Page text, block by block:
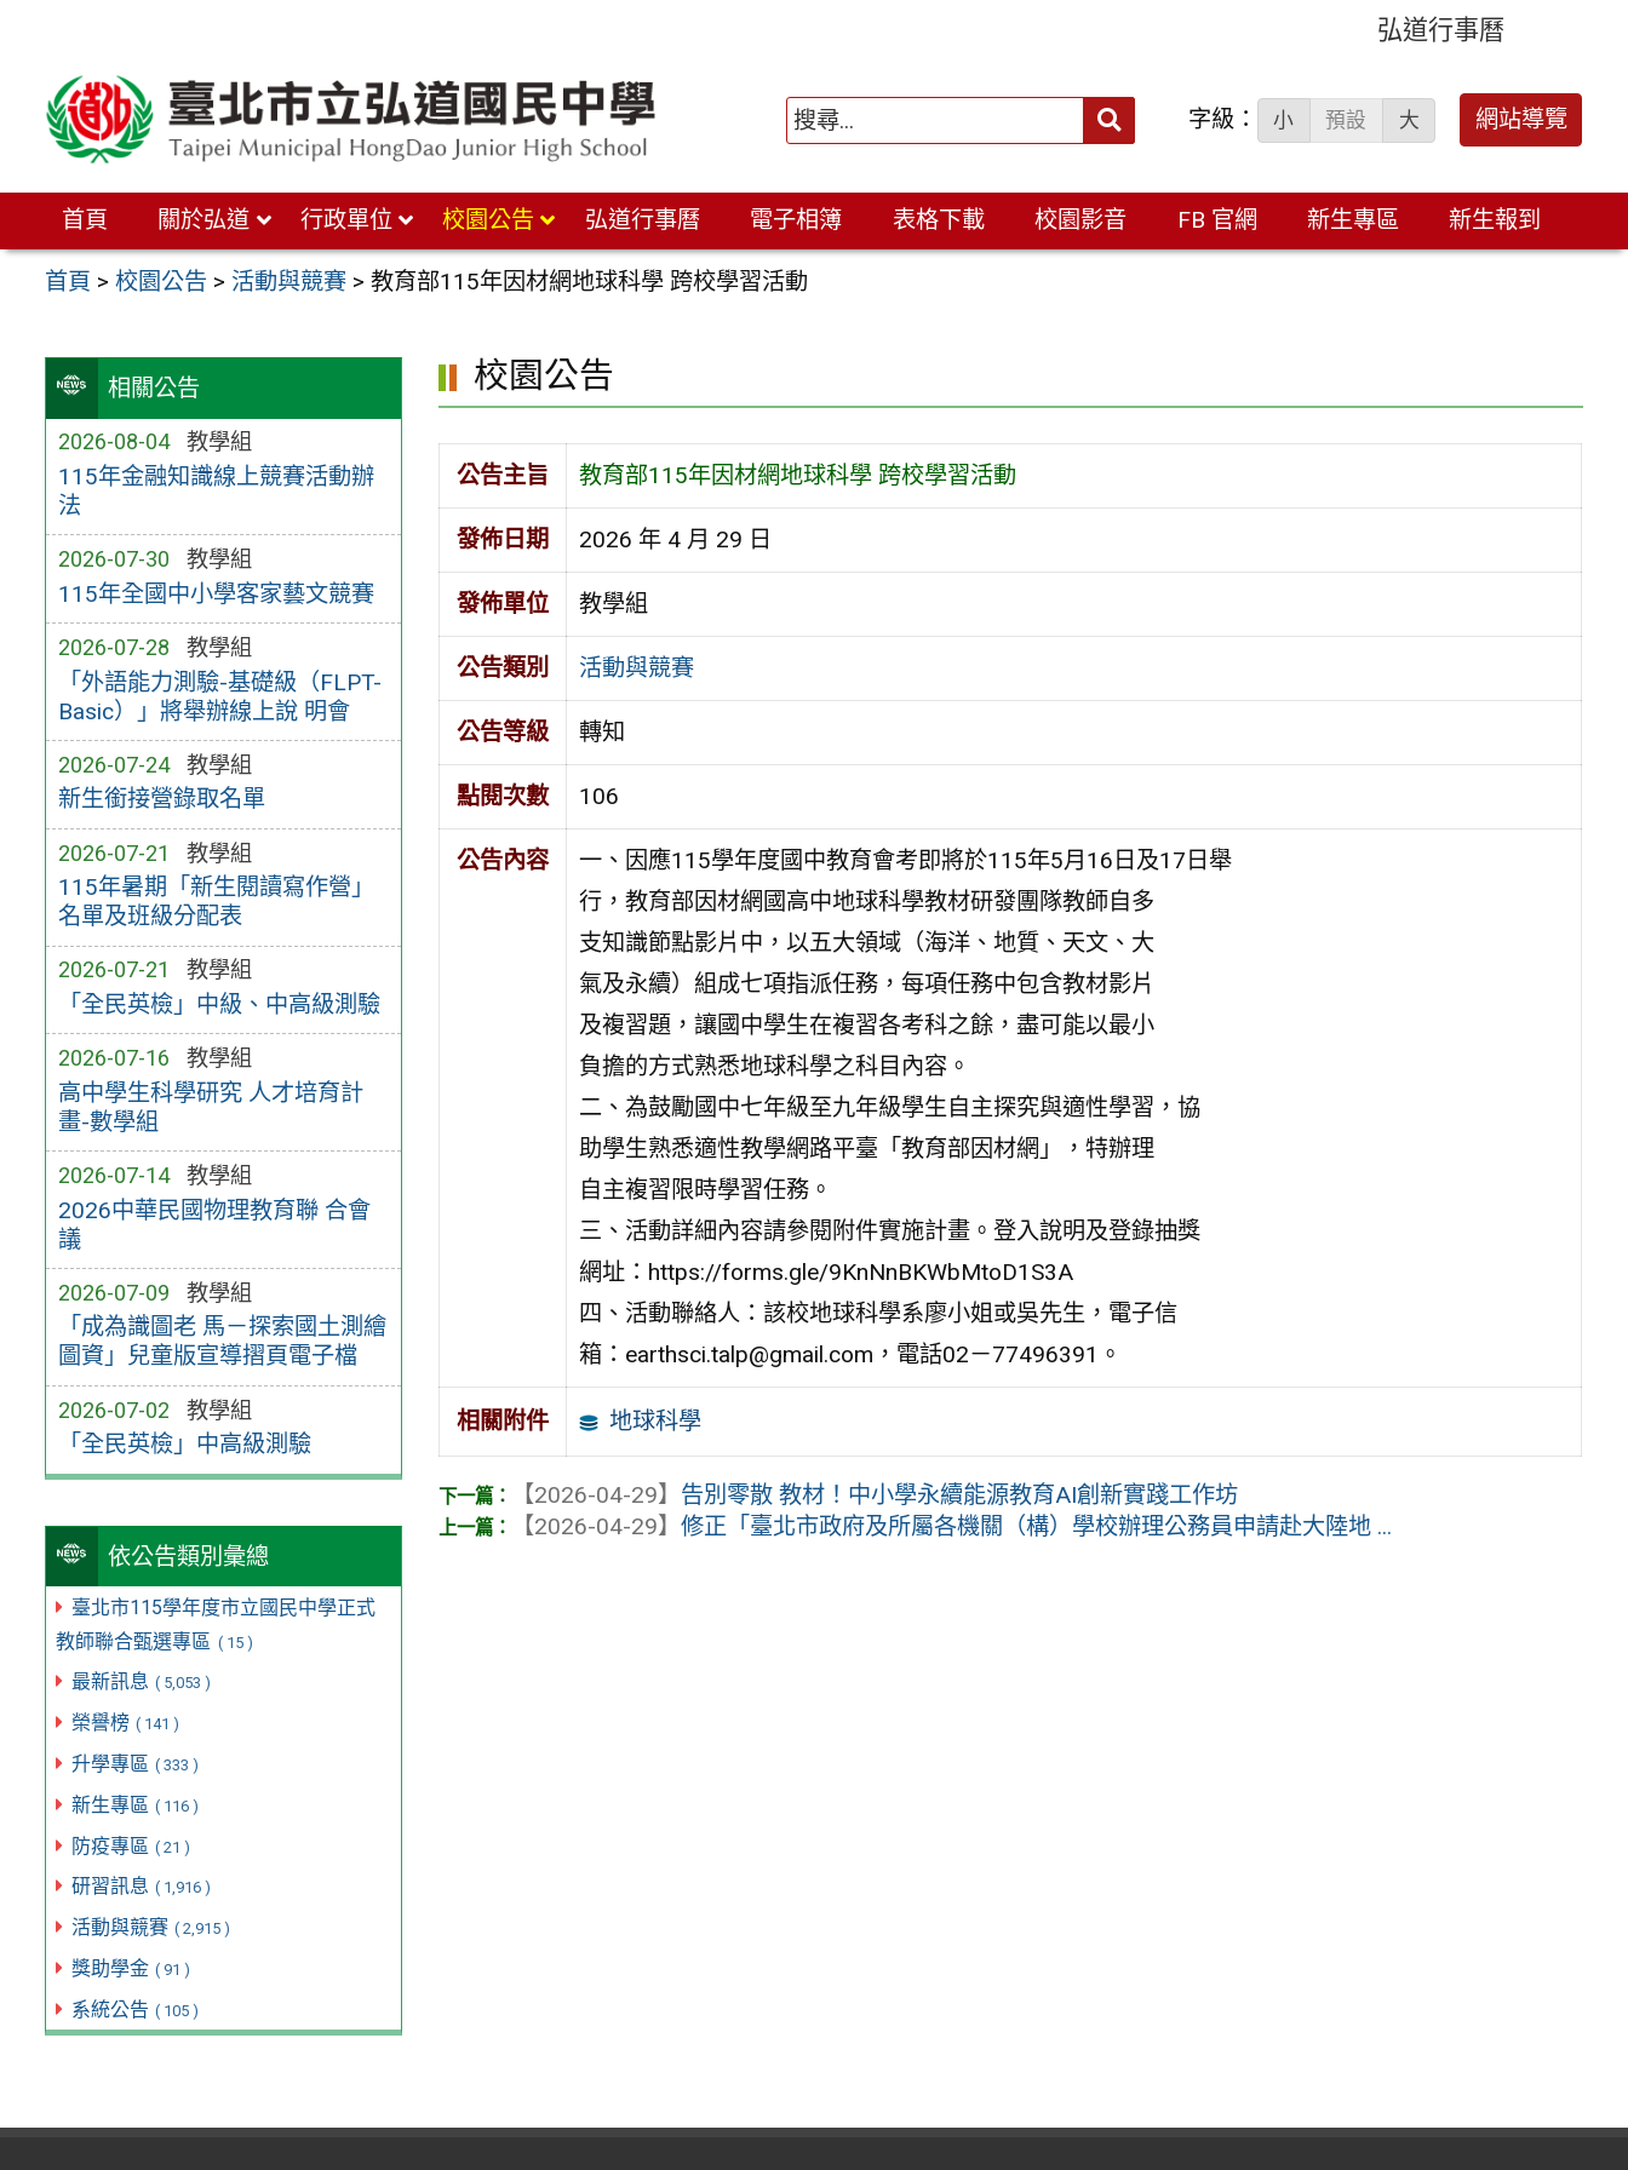
弘道行事曆
搜
字級： 小 預設 大 網站導覽
首頁 關於弘道 行政單位 校園公告 弘道行事曆 電子相簿 表格下載 校園影音 FB 官網 新生專區 新生報到
首頁 >校園公告 > 活動與競賽 >教育部115年因材網地球科學 跨校學習活動
相關公告
2026-08-04 教學組
115年金融知識線上競賽活動辦
法
2026-07-30 教學組
115年全國中小學客家藝文競賽
2026-07-28 教學組
「外語能力測驗-基礎級（FLPT-
Basic）」將舉辦線上說 明會
2026-07-24 教學組
新生銜接營錄取名單
2026-07-21 教學組
115年暑期「新生閱讀寫作營」
名單及班級分配表
2026-07-21 教學組
「全民英檢」中級、中高級測驗
2026-07-16 教學組
高中學生科學研究 人才培育計
畫-數學組
2026-07-14 教學組
2026中華民國物理教育聯 合會
議
2026-07-09 教學組
「成為識圖老 馬－探索國土測繪
圖資」兒童版宣導摺頁電子檔
2026-07-02 教學組
「全民英檢」中高級測驗
依公告類別彙總
臺北市115學年度市立國民中學正式
教師聯合甄選專區 ( 15 )
最新訊息 ( 5,053 )
榮譽榜 ( 141 )
升學專區 ( 333 )
新生專區 ( 116 )
防疫專區 ( 21 )
研習訊息 ( 1,916 )
活動與競賽 ( 2,915 )
獎助學金 ( 91 )
系統公告 ( 105 )
校園公告
公告主旨 教育部115年因材網地球科學 跨校學習活動
發佈日期 2026 年 4 月 29 日
發佈單位 教學組
公告類別 活動與競賽
公告等級 轉知
點閱次數 106
公告內容
一、因應115學年度國中教育會考即將於115年5月16日及17日舉
行，教育部因材網國高中地球科學教材研發團隊教師自多
支知識節點影片中，以五大領域（海洋、地質、天文、大
氣及永續）組成七項指派任務，每項任務中包含教材影片
及複習題，讓國中學生在複習各考科之餘，盡可能以最小
負擔的方式熟悉地球科學之科目內容。
二、為鼓勵國中七年級至九年級學生自主探究與適性學習，協
助學生熟悉適性教學網路平臺「教育部因材網」，特辦理
自主複習限時學習任務。
三、活動詳細內容請參閱附件實施計畫。登入說明及登錄抽獎
網址：https://forms.gle/9KnNnBKWbMtoD1S3A
四、活動聯絡人：該校地球科學系廖小姐或吳先生，電子信
箱：earthsci.talp@gmail.com，電話02－77496391。
相關附件 地球科學
【2026-04-29】 告別零散 教材！中小學永續能源教育AI創新實踐工作坊
【2026-04-29】修正「臺北市政府及所屬各機關（構）學校辦理公務員申請赴大陸地 ...